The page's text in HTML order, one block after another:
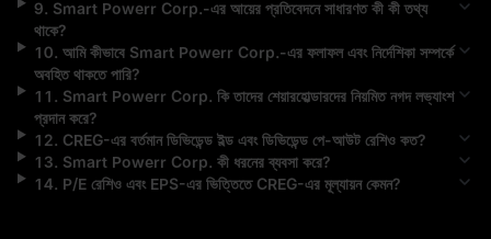
9. Smart Powerr Corp.-এর আয়ের প্রতিবেদনে সাধারণত কী কী তথ্য
থাকে?
10. আমি কীভাবে Smart Powerr Corp.-এর ফলাফল এবং নির্দেশিকা সম্পর্কে
অবহিত থাকতে পারি?
11 . Smart Powerr Corp. কি তাদের শেয়ারহোল্ডারদের নিয়মিত নগদ লভ্যাংশ
প্রদান করে?
12. CREG-এর বর্তমান ডিভিডেন্ড ইল্ড এবং ডিভিডেন্ড পে-আউট রেশিও কত?
13. Smart Powerr Corp. কী ধরনের ব্যবসা করে?
14. P/E রেশিও এবং EPS-এর ভিত্তিতে CREG-এর মূল্যায়ন কেমন?